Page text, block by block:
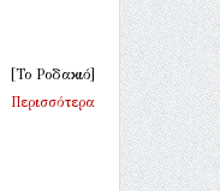
[Το Ροδακιό]
Περισσότερα